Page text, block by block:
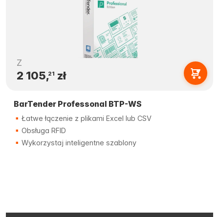
Z
2 105,21 zł
BarTender Professonal BTP-WS
Łatwe łączenie z plikami Excel lub CSV
Obsługa RFID
Wykorzystaj inteligentne szablony